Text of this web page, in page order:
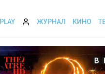
PLAY ЖУРНАЛ КИНО